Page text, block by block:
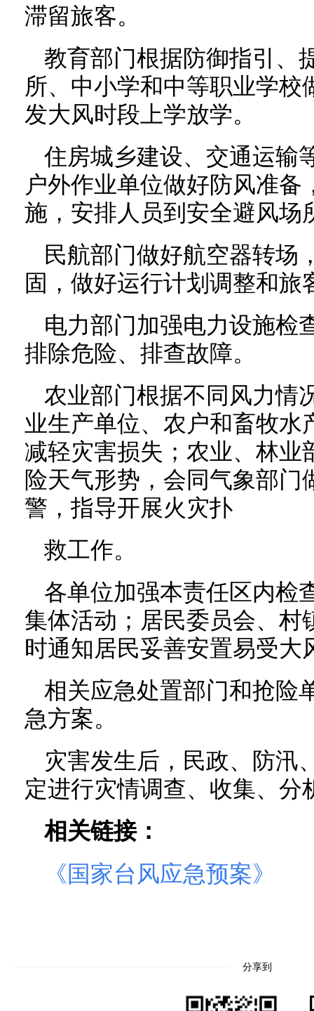
滞留旅客。
教育部门根据防御指引、
所、中小学和中等职业学校
发大风时段上学放学。
住房城乡建设、交通运输
户外作业单位做好防风准
施，安排人员到安全避风场
民航部门做好航空器转场
固，做好运行计划调整和旅
电力部门加强电力设施检
排除危险、排查故障。
农业部门根据不同风力情
业生产单位、农户和畜牧水
减轻灾害损失；农业、林业
险天气形势，会同气象部
警，指导开展火灾扑
救工作。
各单位加强本责任区内检
集体活动；居民委员会、村
时通知居民妥善安置易受大
相关应急处置部门和抢险
急方案。
灾害发生后，民政、防汛
定进行灾情调查、收集、分
相关链接：
《国家台风应急预案》
分享到